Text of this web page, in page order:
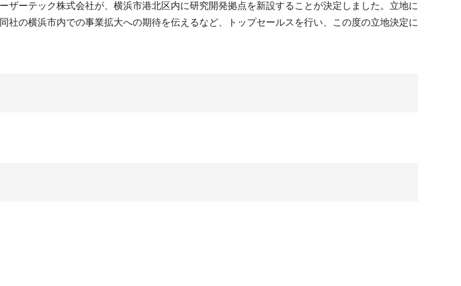
ザーテック株式会社が、横浜市港北区内に研究開発拠点を新設することが決定しました。立地に
の横浜市内での事業拡大への期待を伝えるなど、トップセールスを行い、この度の立地決定に